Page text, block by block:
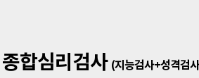
종합심리검사 (지능검사+성격검